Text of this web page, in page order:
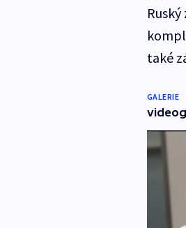
také
GALERIE